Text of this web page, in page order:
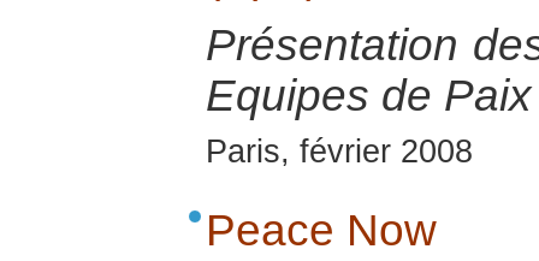
Présentation
Equipes de
Paris, février 2008
Peace Now